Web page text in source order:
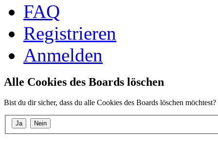
FAQ
Registrieren
Anmelden
Alle Cookies des Boards löschen
Bist du dir sicher, dass du alle Cookies des Boards löschen möchtest?